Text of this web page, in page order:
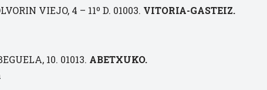
VIEJO, 4 – 11º D. 01003. VITORIA-GASTEIZ.
10. 01013. ABETXUKO.